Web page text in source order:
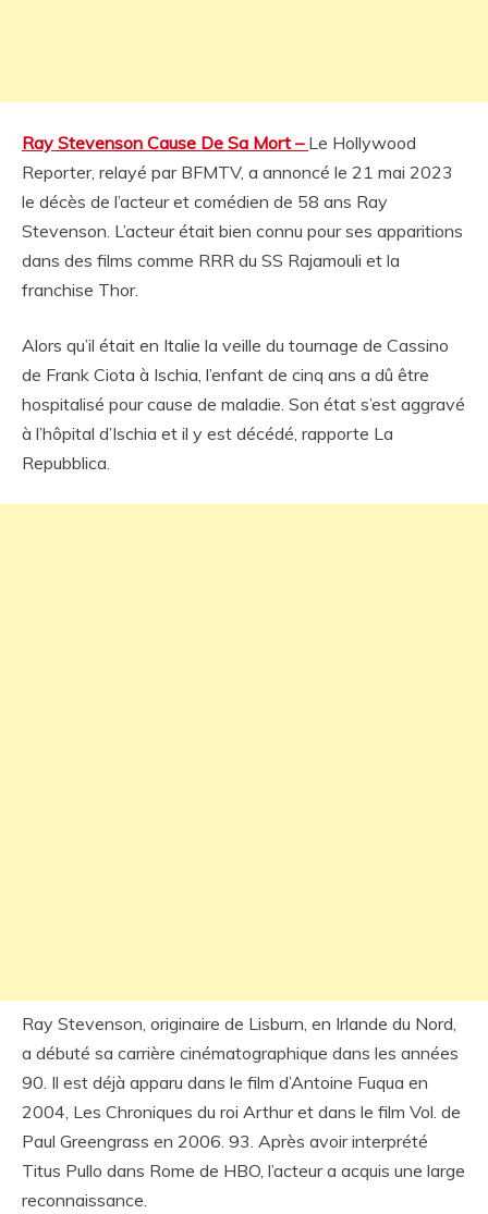
Ray Stevenson Cause De Sa Mort – Le Hollywood
Reporter, relayé par BFMTV, a annoncé le 21 mai 2023
le décès de l’acteur et comédien de 58 ans Ray
Stevenson. L’acteur était bien connu pour ses apparitions
dans des films comme RRR du SS Rajamouli et la
franchise Thor.
Alors qu’il était en Italie la veille du tournage de Cassino
de Frank Ciota à Ischia, l’enfant de cinq ans a dû être
hospitalisé pour cause de maladie. Son état s’est aggravé
à l’hôpital d’Ischia et il y est décédé, rapporte La
Repubblica.
Ray Stevenson, originaire de Lisburn, en Irlande du Nord,
a débuté sa carrière cinématographique dans les années
90. Il est déjà apparu dans le film d’Antoine Fuqua en
2004, Les Chroniques du roi Arthur et dans le film Vol. de
Paul Greengrass en 2006. 93. Après avoir interprété
Titus Pullo dans Rome de HBO, l’acteur a acquis une large
reconnaissance.